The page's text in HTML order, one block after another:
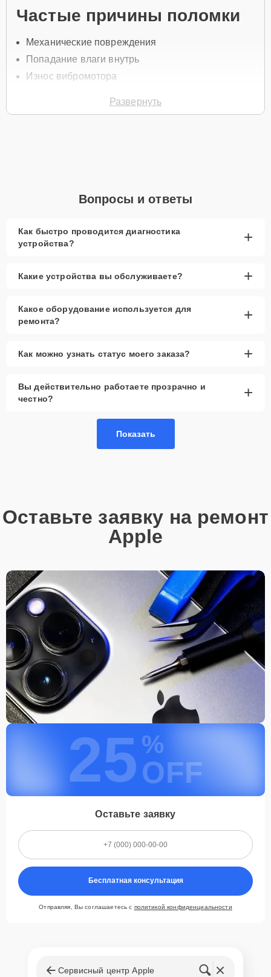
Частые причины поломки
Механические повреждения
Попадание влаги внутрь
Износ вибромотора
сервиса
Низкие цены и скидки— доступные
предложения для всех клиентов.
замены вибромотора.
на дом или офис.
Запчасти в наличии
Гарантия качества— предоставляется на все
Сервисный центр выполняет замену вибромотора смарт-часов,
используя проверенные детали, что гарантирует стабильную
Развернуть
Вопросы и ответы
Как быстро проводится диагностика
устройства?
+
Какие устройства вы обслуживаете? +
Какое оборудование используется для
ремонта?
+
Как можно узнать статус моего заказа? +
Вы действительно работаете прозрачно и
честно?
+
Показать
Оставьте заявку на ремонт
Apple
25 %
OFF
Оставьте заявку
Бесплатная консультация
Отправляя, Вы соглашаетесь с политикой конфиденциальности
Сервисный центр Apple